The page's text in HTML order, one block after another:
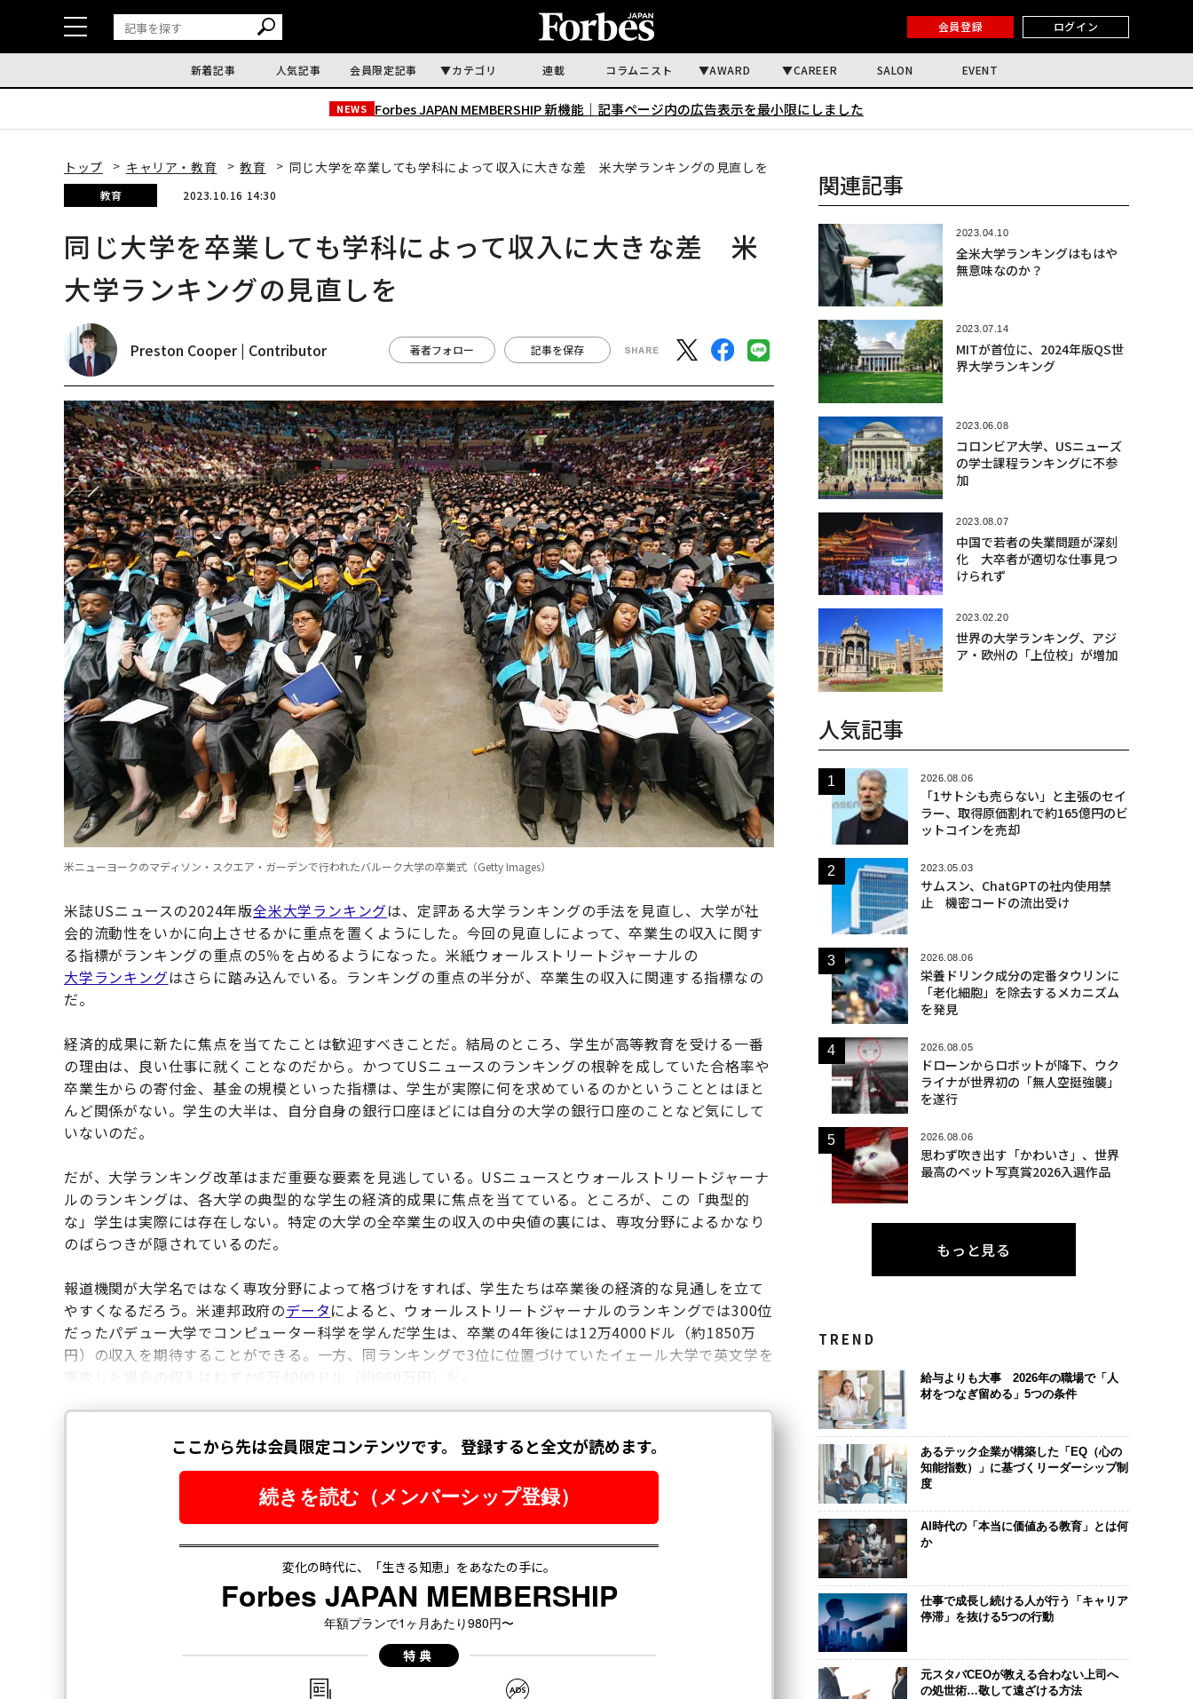
会員登録 ログイン
新着記事 人気記事 会員限定記事 カテゴリ 連載 コラムニスト AWARD CAREER SALON EVENT
NEWS Forbes JAPAN MEMBERSHIP 新機能｜ 記事ページ内の広告表示を最小限にしました
トップ キャリア・教育 教育 同じ大学を卒業しても学科によって収入に大きな差 米大学ランキングの見直しを
教育 2023.10.16 14:30
同じ大学を卒業しても学科によって収入に大きな差 米
大学ランキングの見直しを
Preston Cooper | Contributor 著者フォロー 記事を保存
米ニューヨークのマディソン・スクエア・ガーデンで行われたバルーク大学の卒業式（Getty Images）
米誌USニュースの2024年版全米大学ランキングは、定評ある大学ランキングの手法を見直し、大学が社
会的流動性をいかに向上させるかに重点を置くようにした。今回の見直しによって、卒業生の収入に関す
る指標がランキングの重点の5％を占めるようになった。米紙ウォールストリートジャーナルの
大学ランキングはさらに踏み込んでいる。ランキングの重点の半分が、卒業生の収入に関連する指標なの
だ。
経済的成果に新たに焦点を当てたことは歓迎すべきことだ。結局のところ、学生が高等教育を受ける一番
の理由は、良い仕事に就くことなのだから。かつてUSニュースのランキングの根幹を成していた合格率や
卒業生からの寄付金、基金の規模といった指標は、学生が実際に何を求めているのかということとはほと
んど関係がない。学生の大半は、自分自身の銀行口座ほどには自分の大学の銀行口座のことなど気にして
いないのだ。
だが、大学ランキング改革はまだ重要な要素を見逃している。USニュースとウォールストリートジャーナ
ルのランキングは、各大学の典型的な学生の経済的成果に焦点を当てている。ところが、この「典型的
な」学生は実際には存在しない。特定の大学の全卒業生の収入の中央値の裏には、専攻分野によるかなり
のばらつきが隠されているのだ。
報道機関が大学名ではなく専攻分野によって格づけをすれば、学生たちは卒業後の経済的な見通しを立て
やすくなるだろう。米連邦政府のデータによると、ウォールストリートジャーナルのランキングでは300位
だったパデュー大学でコンピューター科学を学んだ学生は、卒業の4年後には12万4000ドル（約1850万
円）の収入を期待することができる。一方、同ランキングで3位に位置づけていたイェール大学で英文学を
関連記事
2023.04.10
全米大学ランキングはもはや
無意味なのか？
2023.07.14
MITが首位に、2024年版QS世
界大学ランキング
2023.06.08
コロンビア大学、USニューズ
の学士課程ランキングに不参
加
2023.08.07
中国で若者の失業問題が深刻
化 大卒者が適切な仕事見つ
けられず
2023.02.20
世界の大学ランキング、アジ
ア・欧州の「上位校」が増加
人気記事
2026.08.06
「1サトシも売らない」と主張のセイ
ラー、取得原価割れで約165億円のビ
ットコインを売却
2023.05.03
サムスン、ChatGPTの社内使用禁
止 機密コードの流出受け
2026.08.06
栄養ドリンク成分の定番タウリンに
「老化細胞」を除去するメカニズム
を発見
2026.08.05
ドローンからロボットが降下、ウク
ライナが世界初の「無人空挺強襲」
を遂行
2026.08.06
思わず吹き出す「かわいさ」、世界
最高のペット写真賞2026入選作品
もっと見る
TREND
給与よりも大事 2026年の職場で「人
材をつなぎ留める」5つの条件
あるテック企業が構築した「EQ（心の
知能指数）」に基づくリーダーシップ制
度
AI時代の「本当に価値ある教育」とは何
か
仕事で成長し続ける人が行う「キャリア
停滞」を抜ける5つの行動
元スタバCEOが教える合わない上司へ
の処世術…敬して遠ざける方法